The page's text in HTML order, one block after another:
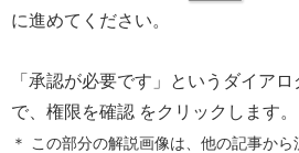
に進めてください。
「承認が必要です」というダイア
で、権限を確認 をクリックします。
＊ この部分の解説画像は、他の記事か